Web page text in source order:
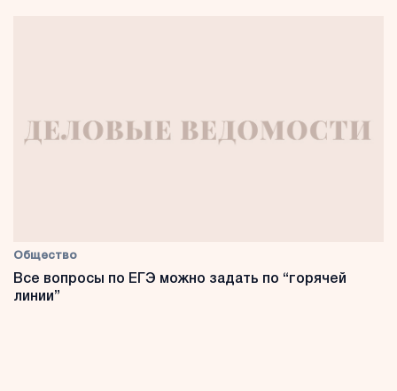
Общество
Все вопросы по ЕГЭ можно задать по “горячей
линии”